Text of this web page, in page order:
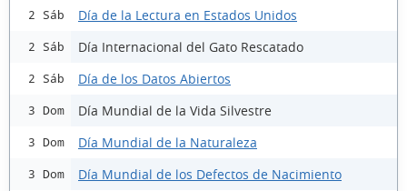
2 Sáb Día de la Lectura en Estados Unidos
2 Sáb Día Internacional del Gato Rescatado
2 Sáb Día de los Datos Abiertos
3 Dom Día Mundial de la Vida Silvestre
3 Dom Día Mundial de la Naturaleza
3 Dom Día Mundial de los Defectos de Nacimiento